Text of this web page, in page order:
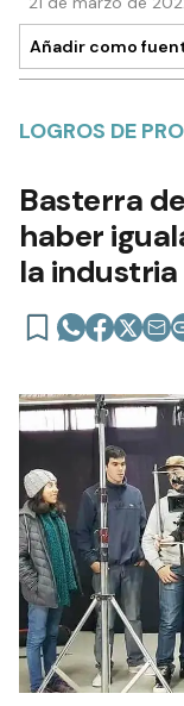
Añadir como
LOGROS DE
Basterra
haber
la